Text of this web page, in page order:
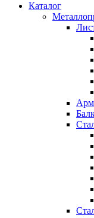
Каталог